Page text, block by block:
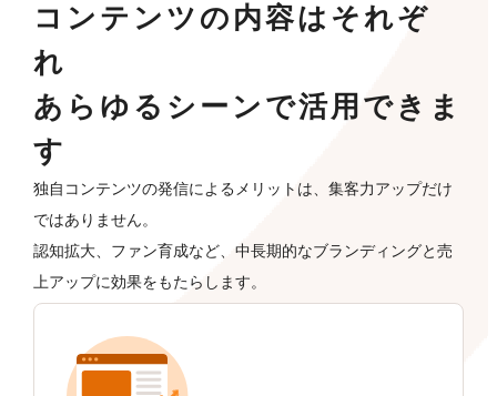
コンテンツの内容はそれぞ
れ
あらゆるシーンで活用できま
す
独自コンテンツの発信によるメリットは、集客力アップだけ
ではありません。
認知拡大、ファン育成など、中長期的なブランディングと売
上アップに効果をもたらします。